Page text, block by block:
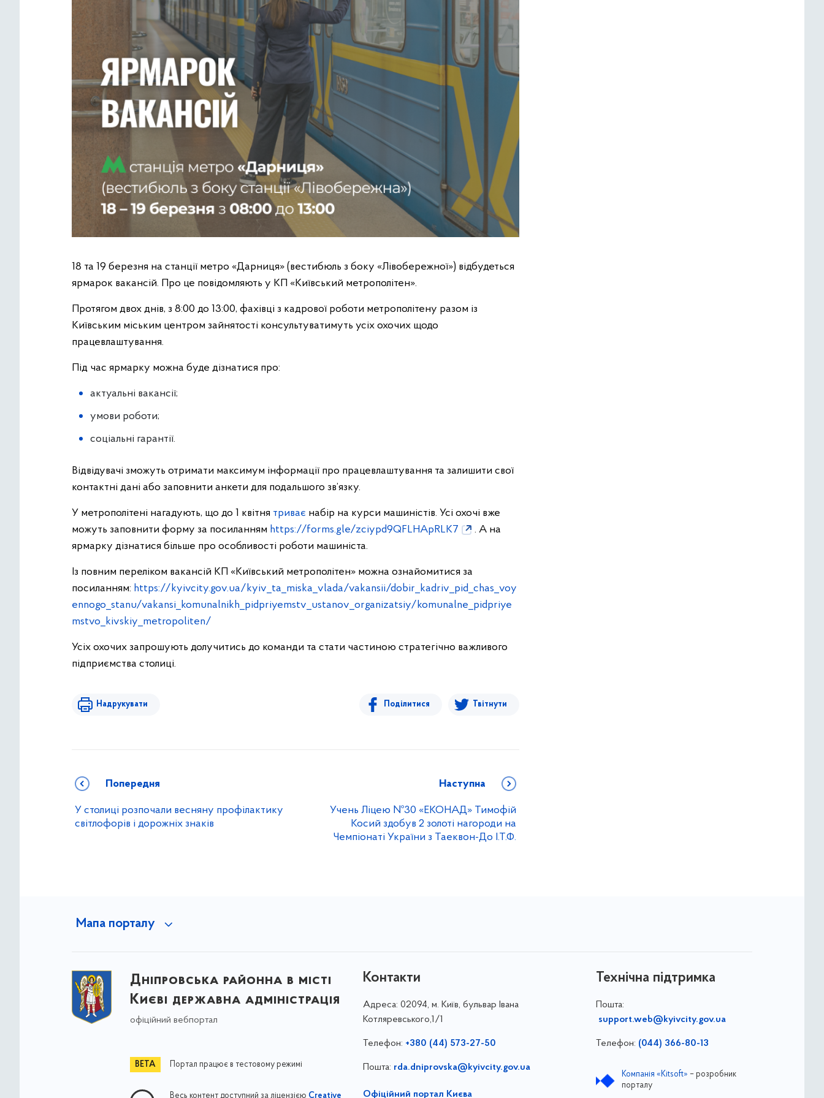
18 та 19 березня на станції метро «Дарниця» (вестибюль з боку «Лівобережної») відбудеться
ярмарок вакансій. Про це повідомляють у КП «Київський метрополітен».
Протягом двох днів, з 8:00 до 13:00, фахівці з кадрової роботи метрополітену разом із
Київським міським центром зайнятості консультуватимуть усіх охочих щодо
працевлаштування.
Під час ярмарку можна буде дізнатися про:
актуальні вакансії;
умови роботи;
соціальні гарантії.
Відвідувачі зможуть отримати максимум інформації про працевлаштування та залишити свої
контактні дані або заповнити анкети для подальшого зв’язку.
У метрополітені нагадують, що до 1 квітня триває набір на курси машиністів. Усі охочі вже
можуть заповнити форму за посиланням https://forms.gle/zciypd9QFLHApRLK7
. А на
ярмарку дізнатися більше про особливості роботи машиніста.
Із повним переліком вакансій КП «Київський метрополітен» можна ознайомитися за
посиланням️: https://kyivcity.gov.ua/kyiv_ta_miska_vlada/vakansii/dobir_kadriv_pid_chas_voy
ennogo_stanu/vakansi_komunalnikh_pidpriyemstv_ustanov_organizatsiy/komunalne_pidpriye
mstvo_kivskiy_metropoliten/
Усіх охочих запрошують долучитись до команди та стати частиною стратегічно важливого
підприємства столиці.
Надрукувати Поділитися Твітнути
Попередня
У столиці розпочали весняну профілактику
світлофорів і дорожніх знаків
Наступна
Учень Ліцею №30 «ЕКОНАД» Тимофій
Косий здобув 2 золоті нагороди на
Чемпіонаті України з Таеквон-До І.Т.Ф.
Мапа порталу
Дніпровська районна в місті
Києві державна адміністрація
офіційний вебпортал
Портал працює в тестовому режимі
Весь контент доступний за ліцензією
Контакти
Адреса: 02094, м. Київ, бульвар Івана
Котляревського,1/1
Телефон: +380 (44) 573-27-50
Пошта: rda.dniprovska@kyivcity.gov.ua
Офіційний портал Києва
Технічна підтримка
Пошта:
support.web@kyivcity.gov.ua
Телефон: (044) 366-80-13
Компанія «Kitsoft» – розробник
порталу